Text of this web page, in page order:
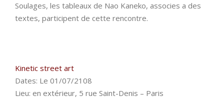
Soulages, les tableaux de Nao Kaneko, associes a des
textes, participent de cette rencontre.
Kinetic street art
Dates: Le 01/07/2108
Lieu: en extérieur, 5 rue Saint-Denis – Paris